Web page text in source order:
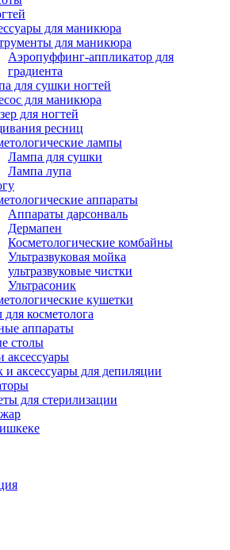
для маникюра
для маникюра
Аэропуффинг-аппликатор для
градиента
для сушки ногтей
для маникюра
для ногтей
ресниц
лампы
Лампа для сушки
Лампа лупа
аппараты
Аппараты дарсонваль
Дермапен
Косметологические комбайны
Ультразвуковая мойка
ультразвуковые чистки
Ультрасоник
кушетки
для косметолога
аппараты
столы
аксессуары
и аксессуары для депиляции
для стерилизации